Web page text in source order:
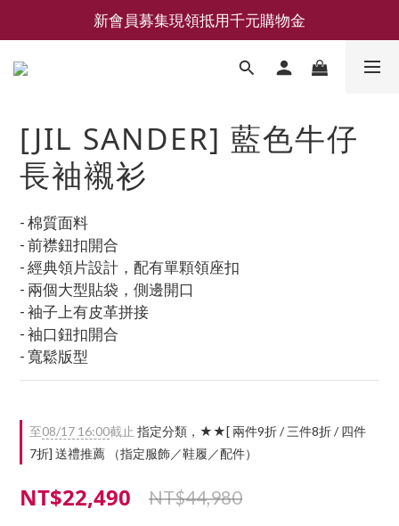
新會員募集現領抵用千元購物金
新會員募集現領抵用千元購物金
LEMAIRE 經典可頌包 NEW ARRIVAL
新會員募集現領抵用千元購物金
[JIL SANDER] 藍色牛仔
長袖襯衫
- 棉質面料
- 前襟鈕扣開合
- 經典領片設計，配有單顆領座扣
- 兩個大型貼袋，側邊開口
- 袖子上有皮革拼接
- 袖口鈕扣開合
- 寬鬆版型
至08/17 16:00截止 指定分類，★★[ 兩件9折 / 三件8折 / 四件
7折] 送禮推薦 （指定服飾／鞋履／配件）
NT$22,490 NT$44,980